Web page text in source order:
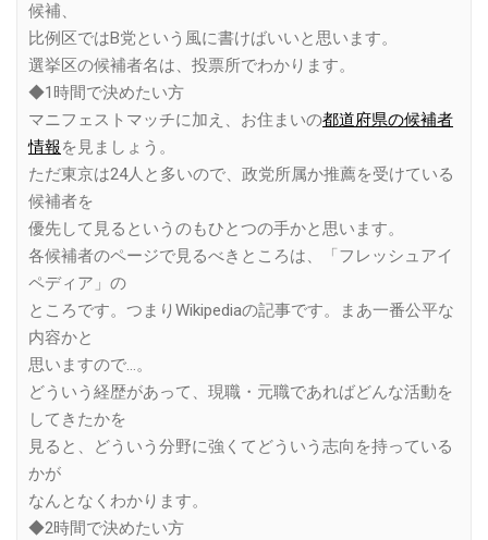
候補、
比例区ではB党という風に書けばいいと思います。
選挙区の候補者名は、投票所でわかります。
◆1時間で決めたい方
マニフェストマッチに加え、お住まいの都道府県の候補者
情報を見ましょう。
ただ東京は24人と多いので、政党所属か推薦を受けている
候補者を
優先して見るというのもひとつの手かと思います。
各候補者のページで見るべきところは、「フレッシュアイ
ペディア」の
ところです。つまりWikipediaの記事です。まあ一番公平な
内容かと
思いますので…。
どういう経歴があって、現職・元職であればどんな活動を
してきたかを
見ると、どういう分野に強くてどういう志向を持っている
かが
なんとなくわかります。
◆2時間で決めたい方